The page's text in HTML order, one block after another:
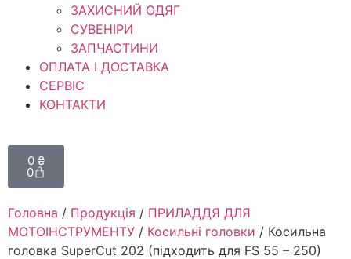
ЗАХИСНИЙ ОДЯГ
СУВЕНІРИ
ЗАПЧАСТИНИ
ОПЛАТА І ДОСТАВКА
СЕРВІС
КОНТАКТИ
0 ₴
0
Головна / Продукція / ПРИЛАДДЯ ДЛЯ
МОТОІНСТРУМЕНТУ / Косильні головки / Косильна
головка SuperCut 20­2 (підходить для FS 55 – 250)